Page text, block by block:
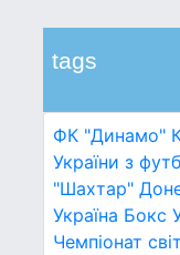
tags
ФК "Динамо"
України з
"Шахтар"
Україна Бокс
Чемпіонат